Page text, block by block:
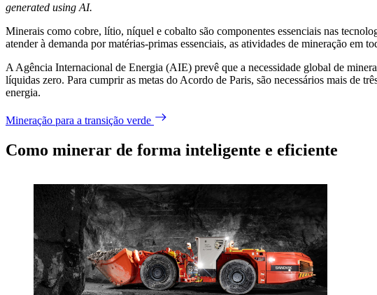
generated using AI.
Minerais como cobre, lítio, níquel e cobalto são componentes essenciais nas
atender à demanda por matérias-primas essenciais, as atividades de mineração em
A Agência Internacional de Energia (AIE) prevê que a necessidade global de
líquidas zero. Para cumprir as metas do Acordo de Paris, são necessários mais de
energia.
Mineração para a transição verde
Como minerar de forma inteligente e eficiente